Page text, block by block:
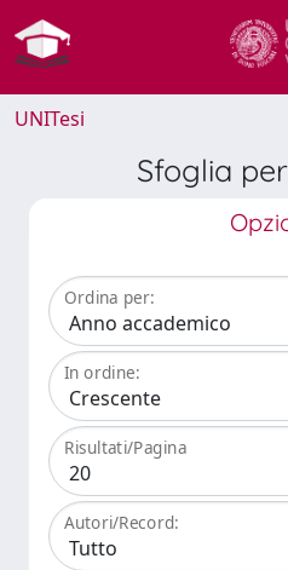
UNITesi
Sfoglia
Ordina per:
In ordine:
Risultati/Pagina
Autori/Record: